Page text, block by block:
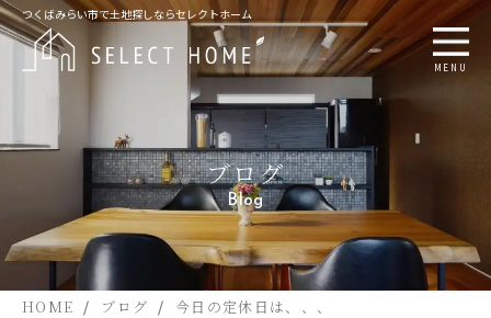
つくばみらい市で土地探しならセレクトホーム
MENU
ブログ
Blog
HOME ブログ 今日の定休日は、、、